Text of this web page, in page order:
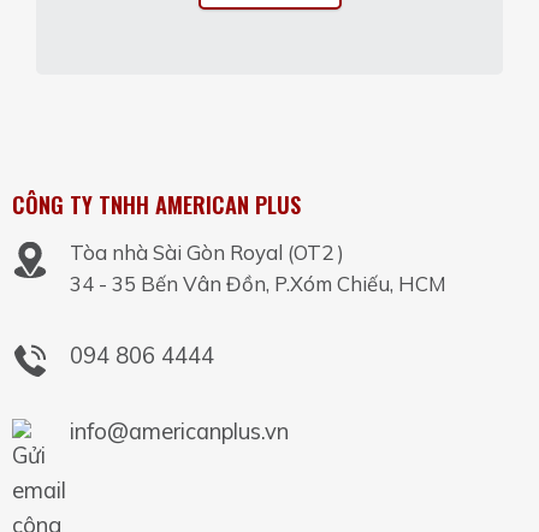
CÔNG TY TNHH AMERICAN PLUS
Tòa nhà Sài Gòn Royal (OT2 )
34 - 35 Bến Vân Đồn, P.Xóm Chiếu, HCM
094 806 4444
info@americanplus.vn